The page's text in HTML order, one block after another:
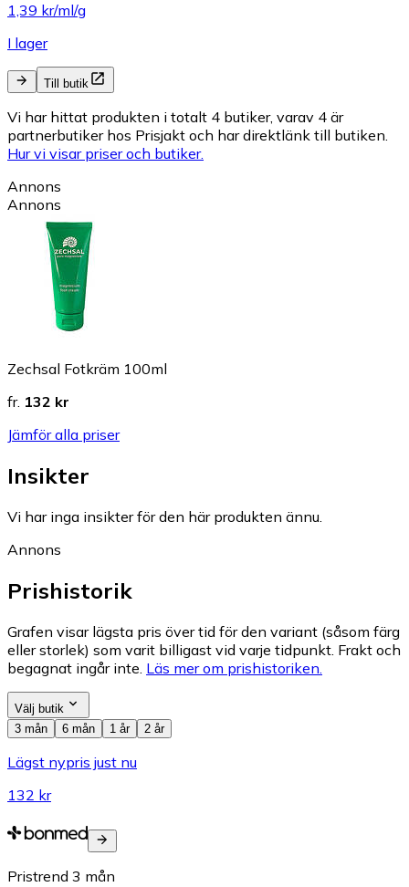
1,39 kr/ml/g
I lager
Till butik
Vi har hittat produkten i totalt 4 butiker, varav 4 är
partnerbutiker hos Prisjakt och har direktlänk till butiken.
Hur vi visar priser och butiker.
Annons
Annons
Zechsal Fotkräm 100ml
fr. 132 kr
Jämför alla priser
Insikter
Vi har inga insikter för den här produkten ännu.
Annons
Prishistorik
Grafen visar lägsta pris över tid för den variant (såsom färg
eller storlek) som varit billigast vid varje tidpunkt. Frakt och
begagnat ingår inte. Läs mer om prishistoriken.
Välj butik
3 mån
6 mån 1 år 2 år
Lägst nypris just nu
132 kr
Pristrend 3 mån